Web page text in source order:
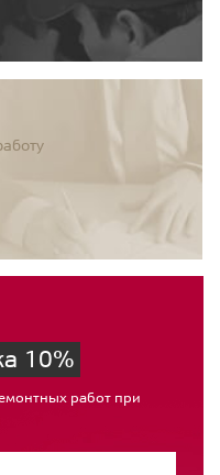
10%
работ при